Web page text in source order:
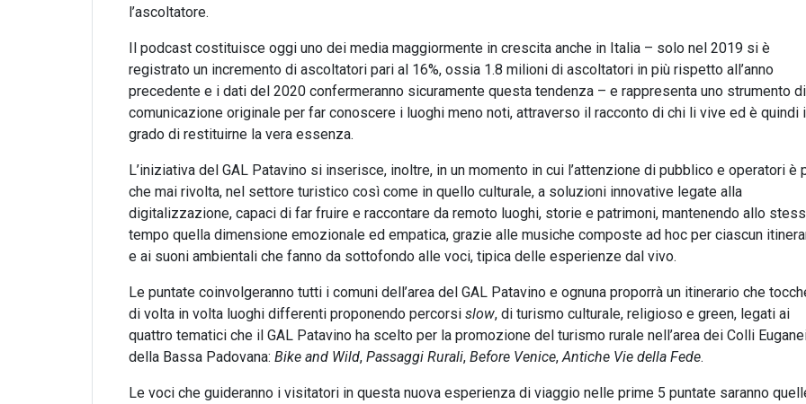
l’ascoltatore.
Il podcast costituisce oggi uno dei media maggiormente in crescita anche in Italia – solo nel 2019 si è
registrato un incremento di ascoltatori pari al 16%, ossia 1.8 milioni di ascoltatori in più rispetto all’anno
precedente e i dati del 2020 confermeranno sicuramente questa tendenza – e rappresenta uno strumento di
comunicazione originale per far conoscere i luoghi meno noti, attraverso il racconto di chi li vive ed è quindi
grado di restituirne la vera essenza.
L’iniziativa del GAL Patavino si inserisce, inoltre, in un momento in cui l’attenzione di pubblico e operatori è
che mai rivolta, nel settore turistico così come in quello culturale, a soluzioni innovative legate alla
digitalizzazione, capaci di far fruire e raccontare da remoto luoghi, storie e patrimoni, mantenendo allo
tempo quella dimensione emozionale ed empatica, grazie alle musiche composte ad hoc per ciascun
e ai suoni ambientali che fanno da sottofondo alle voci, tipica delle esperienze dal vivo.
Le puntate coinvolgeranno tutti i comuni dell’area del GAL Patavino e ognuna proporrà un itinerario che
di volta in volta luoghi differenti proponendo percorsi slow, di turismo culturale, religioso e green, legati ai
quattro tematici che il GAL Patavino ha scelto per la promozione del turismo rurale nell’area dei Colli
della Bassa Padovana: Bike and Wild, Passaggi Rurali, Before Venice,Antiche Vie della Fede.
Le voci che guideranno i visitatori in questa nuova esperienza di viaggio nelle prime 5 puntate saranno